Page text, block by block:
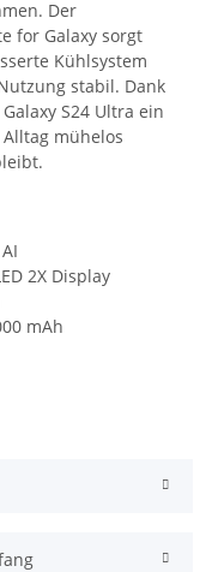
Der
for Galaxy sorgt
Kühlsystem
stabil. Dank
S24 Ultra ein
mühelos
2X Display
mAh